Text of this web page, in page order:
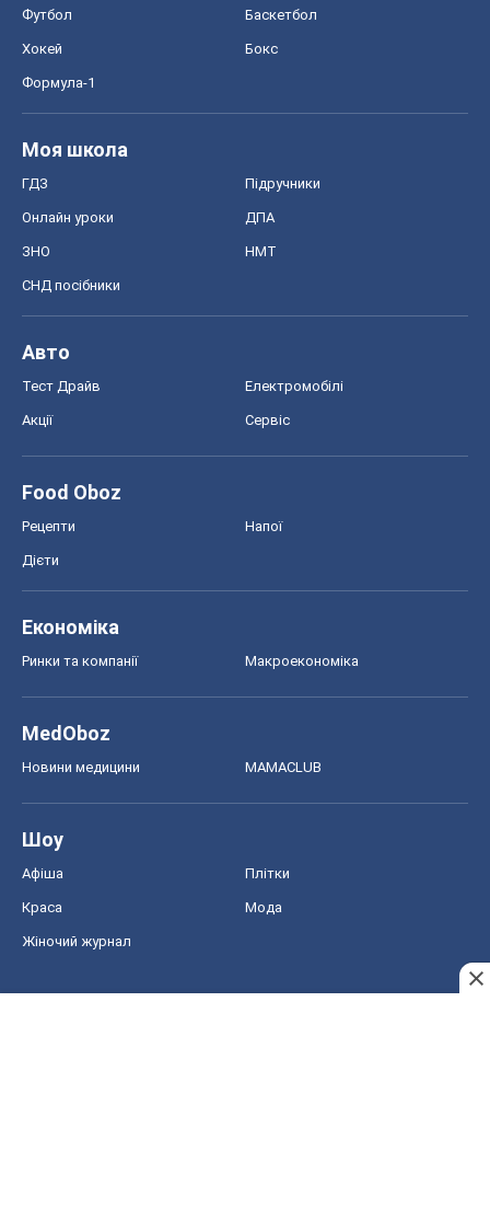
Футбол Баскетбол
Хокей Бокс
Формула-1
Моя школа
ГДЗ Підручники
Онлайн уроки ДПА
ЗНО НМТ
СНД посібники
Авто
Тест Драйв Електромобілі
Акції Сервіс
Food Oboz
Рецепти Напої
Дієти
Економіка
Ринки та компанії Макроекономіка
MedOboz
Новини медицини MAMACLUB
Шоу
Афіша Плітки
Краса Мода
Жіночий журнал